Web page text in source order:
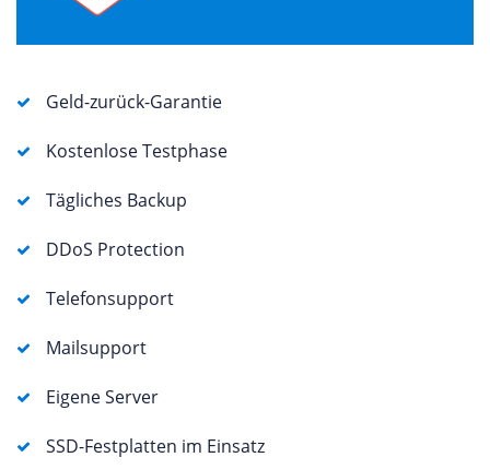
Geld-zurück-Garantie
Kostenlose Testphase
Tägliches Backup
DDoS Protection
Telefonsupport
Mailsupport
Eigene Server
SSD-Festplatten im Einsatz